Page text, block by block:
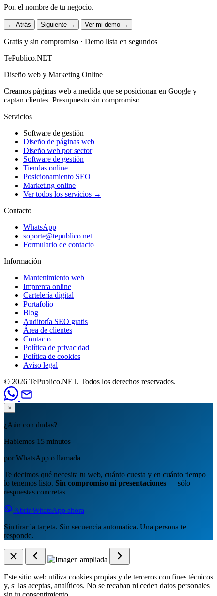
Pon el nombre de tu negocio.
← Atrás Siguiente → Ver mi demo →
Gratis y sin compromiso · Demo lista en segundos
TePublico.NET
Diseño web y Marketing Online
Creamos páginas web a medida que se posicionan en Google y
captan clientes. Presupuesto sin compromiso.
Servicios
Software de gestión
Diseño de páginas web
Diseño web por sector
Software de gestión
Tiendas online
Posicionamiento SEO
Marketing online
Ver todos los servicios →
Contacto
WhatsApp
soporte@tepublico.net
Formulario de contacto
Información
Mantenimiento web
Imprenta online
Cartelería digital
Portafolio
Blog
Auditoría SEO gratis
Área de clientes
Contacto
Política de privacidad
Política de cookies
Aviso legal
© 2026 TePublico.NET. Todos los derechos reservados.
×
¿Aún con dudas?
Hablemos 15 minutos
por WhatsApp o llamada
Te decimos qué necesita tu web, cuánto cuesta y en cuánto tiempo
lo tenemos listo. Sin compromiso ni presentaciones — sólo
respuestas concretas.
Abrir WhatsApp ahora
Sin tirar la tarjeta. Sin secuencia automática. Una persona te
responde.
Este sitio web utiliza cookies propias y de terceros con fines técnicos
y, si las aceptas, analíticos. No se recaban ni ceden datos personales